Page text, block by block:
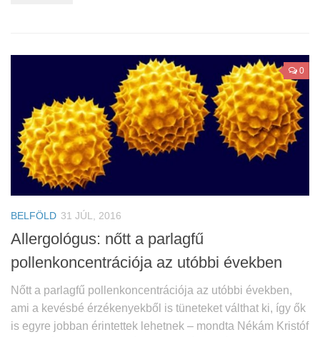
0
BELFÖLD 31 JÚL, 2016
Allergológus: nőtt a parlagfű
pollenkoncentrációja az utóbbi években
Nőtt a parlagfű pollenkoncentrációja az utóbbi években,
ami a kevésbé érzékenyekből is tüneteket válthat ki, így ők
is egyre jobban érintettek lehetnek – mondta Nékám Kristóf